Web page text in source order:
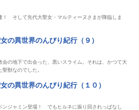
！ そして先代大聖女・マルティーヌさまが降臨しま
の異世界のんびり紀行（９）
会の地下で出会った、黒いスライム。それは、かつて大
聖獣なのでした。
の異世界のんびり紀行（１０）
ンジャミン登場！ でもヒルネに振り回されっぱなし